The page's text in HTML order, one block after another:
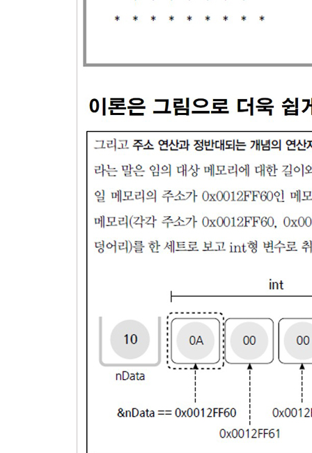
5.3.3. 쇼트서킷
5.4. 조건 연산자(삼항 연산자)
5.4.2. 최댓값 구하기 방식 비교
연습문제
6장. 기본 제어문
6.1. if문
6.1.1. 기본 구조
6.1.2. 제어문과 스코프
6.2. if else문
6.2.1. 기본구조
6.2.2. 중첩된 제어문
6.5. goto문
모범답안과 해설
연습문제
7.1. while - 조건 기반 반복문